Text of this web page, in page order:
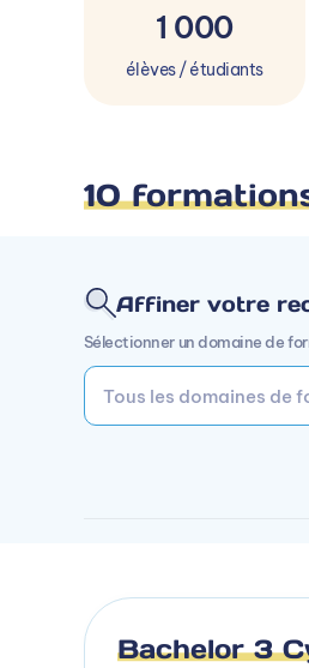
1 000
élèves / étudiants
10
Affiner votre
Sélectionner un domaine de
Bachelor 3